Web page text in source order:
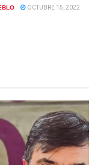
OCTUBRE 15, 2022